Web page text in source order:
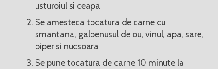
usturoiul si ceapa
Se amesteca tocatura de carne cu
smantana, galbenusul de ou, vinul, apa, sare,
piper si nucsoara
Se pune tocatura de carne 10 minute la